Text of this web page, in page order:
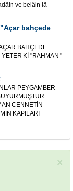
ve belâin lâ
bahçede
BAHÇEDE
Kİ "RAHMAN "
PEYGAMBER
CENNETİN
KAPILARI
×